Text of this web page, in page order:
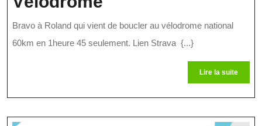
Hiver
Actif
Vélodrome
Bravo à Roland qui vient de boucler au vélodrome national
60km en 1heure 45 seulement. Lien Strava {...}
Lire la suiteLire
la